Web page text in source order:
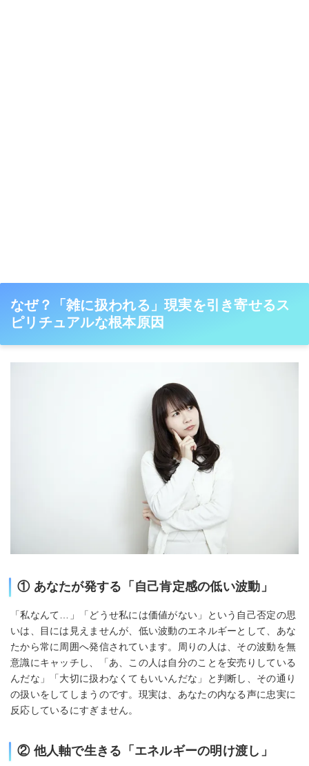
なぜ？「雑に扱われる」現実を引き寄せるス
ピリチュアルな根本原因
① あなたが発する「自己肯定感の低い波動」
「私なんて…」「どうせ私には価値がない」という自己否定の思
いは、目には見えませんが、低い波動のエネルギーとして、あな
たから常に周囲へ発信されています。周りの人は、その波動を無
意識にキャッチし、「あ、この人は自分のことを安売りしている
んだな」「大切に扱わなくてもいいんだな」と判断し、その通り
の扱いをしてしまうのです。現実は、あなたの内なる声に忠実に
反応しているにすぎません。
② 他人軸で生きる「エネルギーの明け渡し」